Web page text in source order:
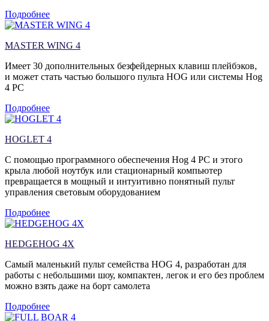
Подробнее
MASTER WING 4
Имеет 30 дополнительных безфейдерных клавиш плейбэков,
и может стать частью большого пульта HOG или системы Hog
4 PC
Подробнее
HOGLET 4
С помощью программного обеспечения Hog 4 PC и этого
крыла любой ноутбук или стационарный компьютер
превращается в мощный и интуитивно понятный пульт
управления световым оборудованием
Подробнее
HEDGEHOG 4X
Самый маленький пульт семейства HOG 4, разработан для
работы с небольшими шоу, компактен, легок и его без проблем
можно взять даже на борт самолета
Подробнее